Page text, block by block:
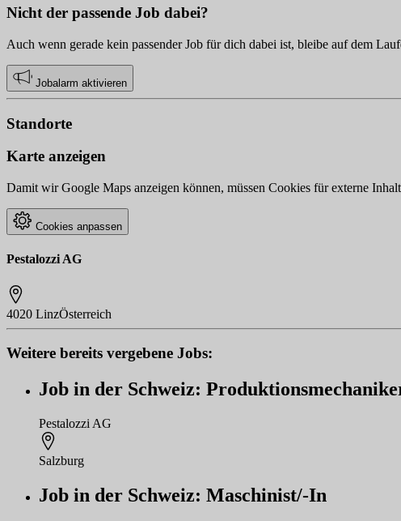
Nicht der passende Job dabei?
Auch wenn gerade kein passender Job für dich dabei ist, bleibe auf dem
Jobalarm aktivieren
Standorte
Karte anzeigen
Damit wir Google Maps anzeigen können, müssen Cookies für externe
Cookies anpassen
Pestalozzi AG
4020 LinzÖsterreich
Weitere bereits vergebene Jobs:
Job in der Schweiz:
Pestalozzi AG
Salzburg
Job in der Schweiz: Maschinist/-In